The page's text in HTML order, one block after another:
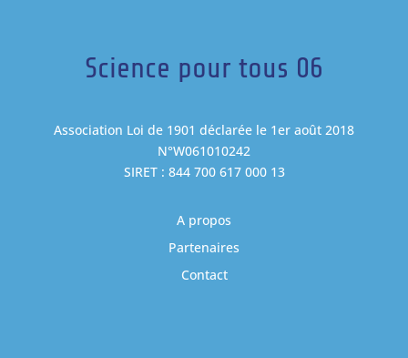
Science pour tous 06
Association Loi de 1901 déclarée le 1er août 2018
N°W061010242
SIRET : 844 700 617 000 13
A propos
Partenaires
Contact